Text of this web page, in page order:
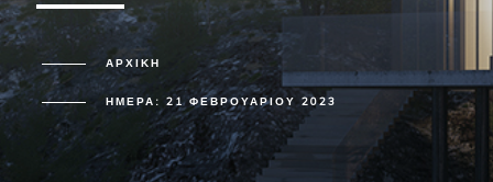
ΑΡΧΙΚΗ
ΗΜΈΡΑ: 21 ΦΕΒΡΟΥΑΡΊΟΥ 2023